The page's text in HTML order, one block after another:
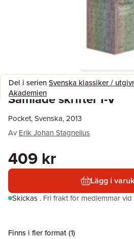
Del i serienSvenska klassiker /
Akademien
Samlade skrifter I-V
Pocket, Svenska, 2013
Av Erik Johan Stagnelius
409 kr
Lägg i
Skickas . Fri frakt för medlemmar
Finns i fler format (1)